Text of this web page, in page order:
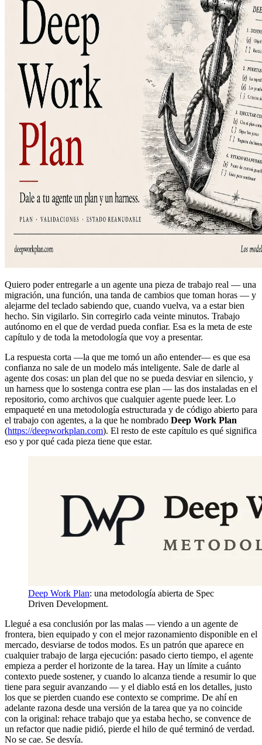
Quiero poder entregarle a un agente una pieza de trabajo real — una
migración, una función, una tanda de cambios que toman horas — y
alejarme del teclado sabiendo que, cuando vuelva, va a estar bien
hecho. Sin vigilarlo. Sin corregirlo cada veinte minutos. Trabajo
autónomo en el que de verdad pueda confiar. Esa es la meta de este
capítulo y de toda la metodología que voy a presentar.
La respuesta corta —la que me tomó un año entender— es que esa
confianza no sale de un modelo más inteligente. Sale de darle al
agente dos cosas: un plan del que no se pueda desviar en silencio, y
un harness que lo sostenga contra ese plan — las dos instaladas en el
repositorio, como archivos que cualquier agente puede leer. Lo
empaqueté en una metodología estructurada y de código abierto para
el trabajo con agentes, a la que he nombrado Deep Work Plan
(https://deepworkplan.com). El resto de este capítulo es qué significa
eso y por qué cada pieza tiene que estar.
Deep Work Plan: una metodología abierta de Spec
Driven Development.
Llegué a esa conclusión por las malas — viendo a un agente de
frontera, bien equipado y con el mejor razonamiento disponible en el
mercado, desviarse de todos modos. Es un patrón que aparece en
cualquier trabajo de larga ejecución: pasado cierto tiempo, el agente
empieza a perder el horizonte de la tarea. Hay un límite a cuánto
contexto puede sostener, y cuando lo alcanza tiende a resumir lo que
tiene para seguir avanzando — y el diablo está en los detalles, justo
los que se pierden cuando ese contexto se comprime. De ahí en
adelante razona desde una versión de la tarea que ya no coincide
con la original: rehace trabajo que ya estaba hecho, se convence de
un refactor que nadie pidió, pierde el hilo de qué terminó de verdad.
No se cae. Se desvía.